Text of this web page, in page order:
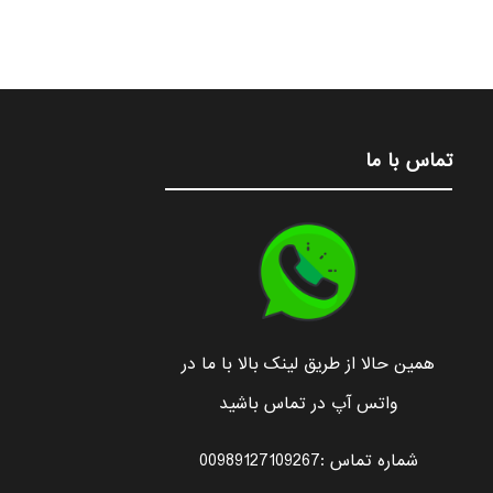
تماس با ما
همین حالا از طریق لینک بالا با ما در
واتس آپ در تماس باشید
شماره تماس :00989127109267